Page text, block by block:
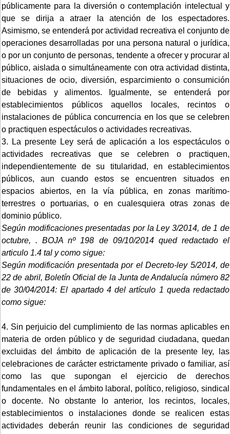
públicamente para la diversión o contemplación intelectual y
que se dirija a atraer la atención de los espectadores.
Asimismo, se entenderá por actividad recreativa el conjunto de
operaciones desarrolladas por una persona natural o jurídica,
o por un conjunto de personas, tendente a ofrecer y procurar al
público, aislada o simultáneamente con otra actividad distinta,
situaciones de ocio, diversión, esparcimiento o consumición
de bebidas y alimentos. Igualmente, se entenderá por
establecimientos públicos aquellos locales, recintos o
instalaciones de pública concurrencia en los que se celebren
o practiquen espectáculos o actividades recreativas.
3. La presente Ley será de aplicación a los espectáculos o
actividades recreativas que se celebren o practiquen,
independientemente de su titularidad, en establecimientos
públicos, aun cuando estos se encuentren situados en
espacios abiertos, en la vía pública, en zonas marítimo-
terrestres o portuarias, o en cualesquiera otras zonas de
dominio público.
Según modificaciones presentadas por la Ley 3/2014, de 1 de
octubre, . BOJA nº 198 de 09/10/2014 qued redactado el
articulo 1.4 tal y como sigue:
Según modificación presentada por el Decreto-ley 5/2014, de
22 de abril, Boletín Oficial de la Junta de Andalucía número 82
de 30/04/2014:El apartado 4 del artículo 1 queda redactado
como sigue:
4. Sin perjuicio del cumplimiento de las normas aplicables en
materia de orden público y de seguridad ciudadana, quedan
excluidas del ámbito de aplicación de la presente ley, las
celebraciones de carácter estrictamente privado o familiar, así
como las que supongan el ejercicio de derechos
fundamentales en el ámbito laboral, político, religioso, sindical
o docente. No obstante lo anterior, los recintos, locales,
establecimientos o instalaciones donde se realicen estas
actividades deberán reunir las condiciones de seguridad